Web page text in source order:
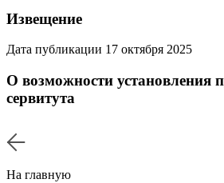
Извещение
Дата публикации 17 октября 2025
О возможности установления
сервитута
На главную